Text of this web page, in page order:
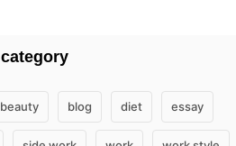
category
beauty blog diet essay